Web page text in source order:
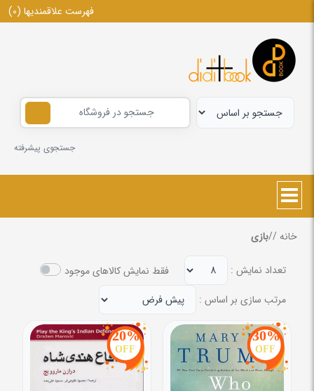
فهرست علاقمندیها (0)
جستجوی پیشرفته
خانه /
/بازی
تعداد نمایش :
فقط نمایش کالاهای موجود
مرتب سازی بر اساس :
30%
OFF
20%
OFF